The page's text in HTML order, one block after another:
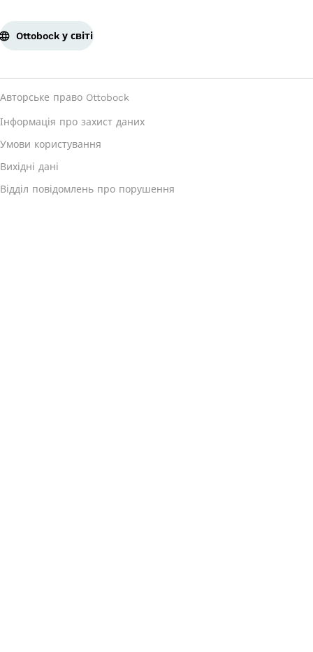
Ottobock у світі
Авторське право Ottobock
Інформація про захист даних
Умови користування
Вихідні дані
Відділ повідомлень про порушення